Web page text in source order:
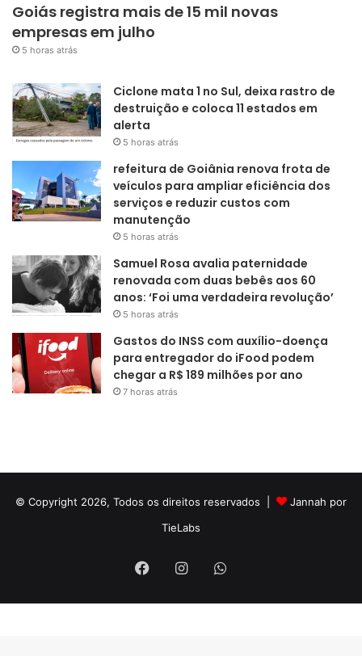
Goiás registra mais de 15 mil novas
empresas em julho
5 horas atrás
Ciclone mata 1 no Sul, deixa rastro de
destruição e coloca 11 estados em
alerta
5 horas atrás
refeitura de Goiânia renova frota de
veículos para ampliar eficiência dos
serviços e reduzir custos com
manutenção
5 horas atrás
Samuel Rosa avalia paternidade
renovada com duas bebês aos 60
anos: ‘Foi uma verdadeira revolução’
5 horas atrás
Gastos do INSS com auxílio-doença
para entregador do iFood podem
chegar a R$ 189 milhões por ano
7 horas atrás
© Copyright 2026, Todos os direitos reservados |
Jannah por
TieLabs
FacebookInstagramWhatsApp